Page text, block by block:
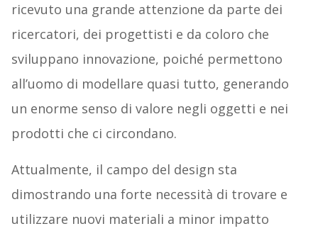
ricevuto una grande attenzione da parte dei
ricercatori, dei progettisti e da coloro che
sviluppano innovazione, poiché permettono
all’uomo di modellare quasi tutto, generando
un enorme senso di valore negli oggetti e nei
prodotti che ci circondano.
Attualmente, il campo del design sta
dimostrando una forte necessità di trovare e
utilizzare nuovi materiali a minor impatto